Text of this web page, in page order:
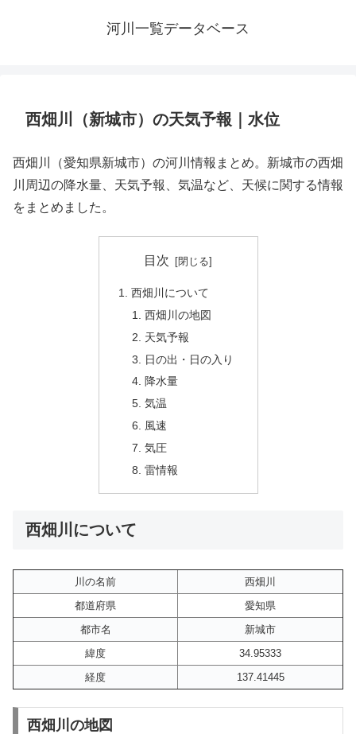
河川一覧データベース
西畑川（新城市）の天気予報｜水位
西畑川（愛知県新城市）の河川情報まとめ。新城市の西畑
川周辺の降水量、天気予報、気温など、天候に関する情報
をまとめました。
目次
西畑川について
西畑川の地図
天気予報
日の出・日の入り
降水量
気温
風速
気圧
雷情報
西畑川について
川の名前
西畑川
都道府県
愛知県
都市名
新城市
緯度
34.95333
経度
137.41445
西畑川の地図